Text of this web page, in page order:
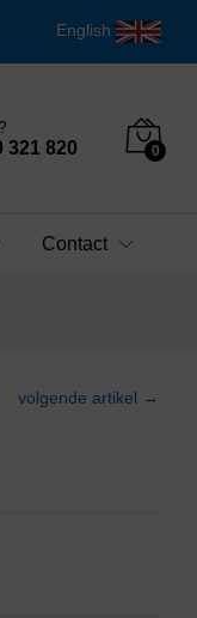
English
321 820 0
Contact
volgende artikel →